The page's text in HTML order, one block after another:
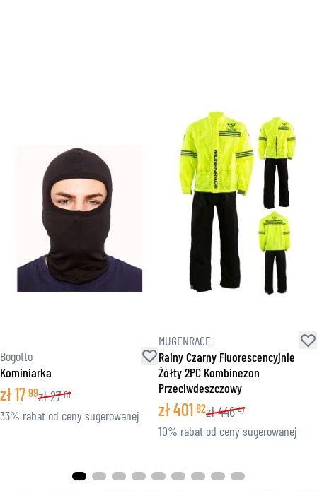
Bogotto
Kominiarka
zł17 99zł27 01
33% rabat od ceny sugerowanej
MUGENRACE
Rainy Czarny Fluorescencyjnie
Żółty 2PC Kombinezon
Przeciwdeszczowy
zł401 82zł446 47
10% rabat od ceny sugerowanej